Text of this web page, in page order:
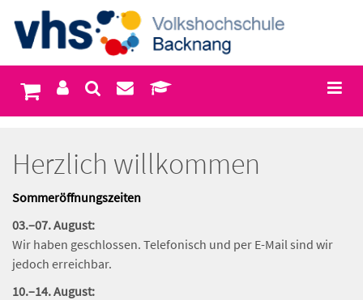
Herzlich willkommen
Sommeröffnungszeiten
03.–07. August:
Wir haben geschlossen. Telefonisch und per E-Mail sind wir
jedoch erreichbar.
10.–14. August: